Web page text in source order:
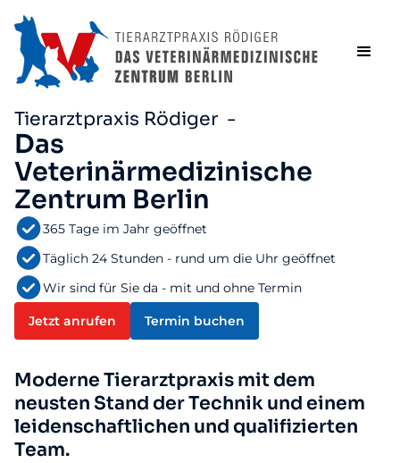
Tierarztpraxis Rödiger -
Das
Veterinärmedizinische
Zentrum Berlin
365 Tage im Jahr geöffnet
Täglich 24 Stunden - rund um die Uhr geöffnet
Wir sind für Sie da - mit und ohne Termin
Jetzt anrufen Termin buchen
Moderne Tierarztpraxis mit dem
neusten Stand der Technik und einem
leidenschaftlichen und qualifizierten
Team.